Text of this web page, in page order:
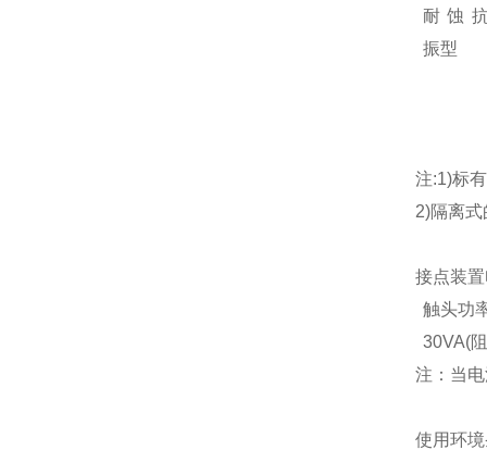
耐蚀
振型
注:1)标
2)隔离
接点装
触头功
30VA(
注：当
使用环